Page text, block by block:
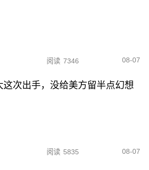
阅读 7346 08-07
这次出手，没给美方留半点幻想
阅读 5835 08-07